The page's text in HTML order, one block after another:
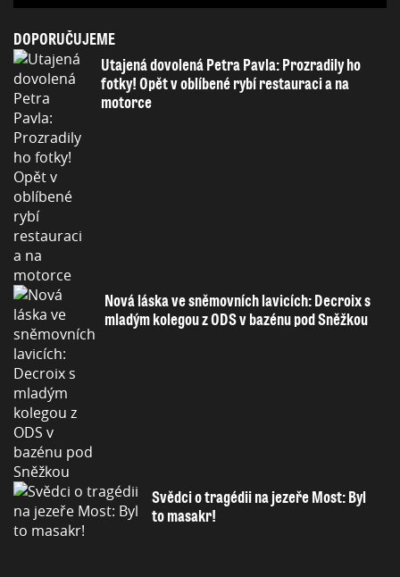
DOPORUČUJEME
Utajená dovolená Petra Pavla: Prozradily ho
fotky! Opět v oblíbené rybí restauraci a na
motorce
Nová láska ve sněmovních lavicích: Decroix s
mladým kolegou z ODS v bazénu pod Sněžkou
Svědci o tragédii na jezeře Most: Byl
to masakr!